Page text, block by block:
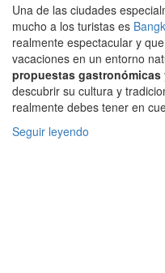
Una de las ciudades
mucho a los turistas es
realmente espectacular y
vacaciones en un entorno
propuestas gastronómicas
descubrir su cultura y
realmente debes tener en
Seguir leyendo